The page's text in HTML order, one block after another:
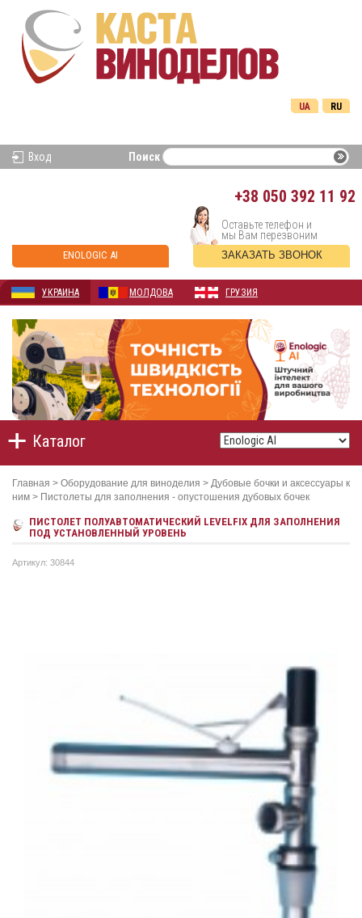
RU
UA
Вход Поиск
+38 050 392 11 92
ENOLOGIC AI
Оставьте телефон и
мы Вам перезвоним
ЗАКАЗАТЬ ЗВОНОК
УКРАИНА МОЛДОВА ГРУЗИЯ
Каталог
Главная > Оборудование для виноделия > Дубовые бочки и аксессуары к
ним > Пистолеты для заполнения - опустошения дубовых бочек
ПИСТОЛЕТ ПОЛУАВТОМАТИЧЕСКИЙ LEVELFIX ДЛЯ ЗАПОЛНЕНИЯ
ПОД УСТАНОВЛЕННЫЙ УРОВЕНЬ
Артикул: 30844